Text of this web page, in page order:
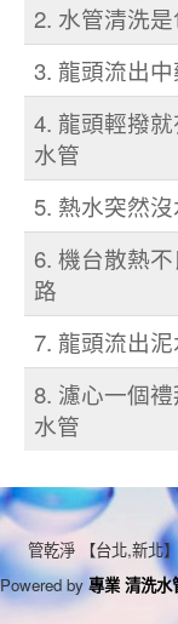
2. 水管清洗
3. 龍頭流出
4. 龍頭輕撥
水管
5. 熱水突然
6. 機台散熱
路
7. 龍頭流出
8. 濾心一個
水管
管乾淨 【台北,新北
Powered by 專業 清洗水